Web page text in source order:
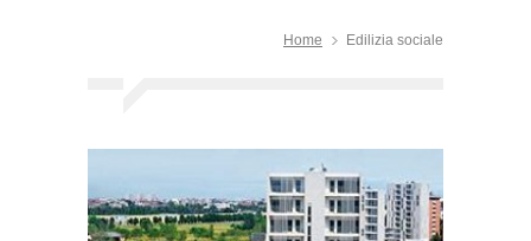
Home Edilizia sociale